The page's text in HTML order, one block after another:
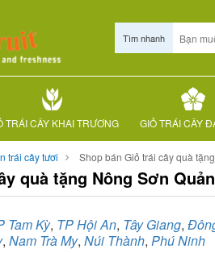
Tìm nhanh
TRÁI CÂY KHAI TRƯƠNG GIỎ TRÁI CÂY
trái cây tươi Shop bán Giỏ trái cây quà
quà tặng Nông Sơn
Tam Kỳ, TP Hội An, Tây Giang,
, Nam Trà My, Núi Thành, Phú Ninh